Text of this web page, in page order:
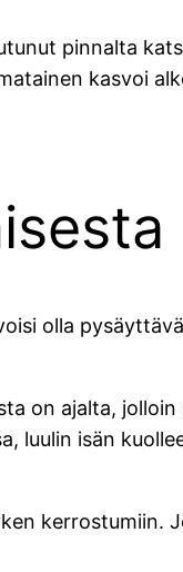
pinnalta
kasvoi
olla
on ajalta,
luulin isän
kerrostumiin.